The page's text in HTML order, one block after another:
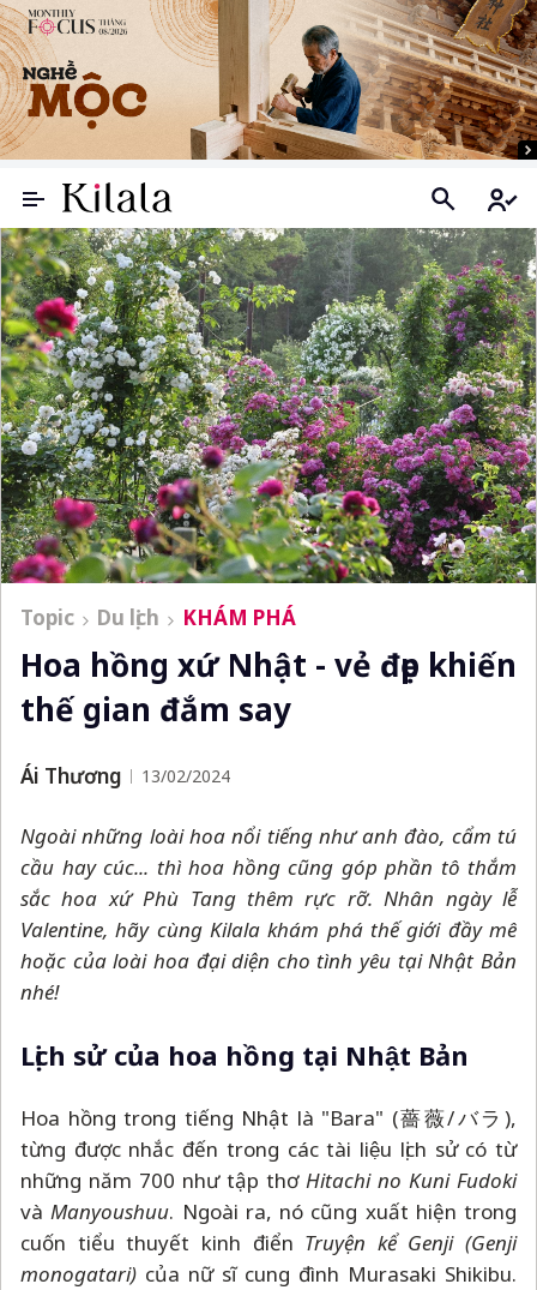
Topic Du lịch KHÁM PHÁ
Hoa hồng xứ Nhật - vẻ đẹp khiến
thế gian đắm say
Ái Thương 13/02/2024
Ngoài những loài hoa nổi tiếng như anh đào, cẩm tú
cầu hay cúc... thì hoa hồng cũng góp phần tô thắm
sắc hoa xứ Phù Tang thêm rực rỡ. Nhân ngày lễ
Valentine, hãy cùng Kilala khám phá thế giới đầy mê
hoặc của loài hoa đại diện cho tình yêu tại Nhật Bản
nhé!
Lịch sử của hoa hồng tại Nhật Bản
Hoa hồng trong tiếng Nhật là "Bara" (薔薇/バラ),
từng được nhắc đến trong các tài liệu lịch sử có từ
những năm 700 như tập thơ Hitachi no Kuni Fudoki
vàManyoushuu. Ngoài ra, nó cũng xuất hiện trong
cuốn tiểu thuyết kinh điển Truyện kể Genji (Genji
monogatari) của nữ sĩ cung đình Murasaki Shikibu.